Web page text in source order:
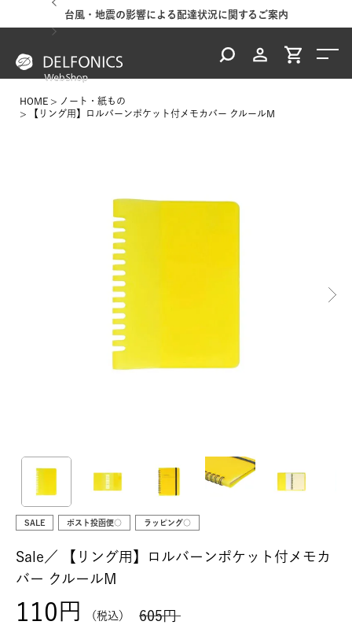
台風・地震の影響による配達状況に関するご案内
HOME
ノート・紙もの
【リング用】ロルバーンポケット付メモカバー クルールM
SALE ポスト投函便○ ラッピング○
Sale／
【リング用】ロルバーンポケット付メモカ
バー クルールM
605
110 税込